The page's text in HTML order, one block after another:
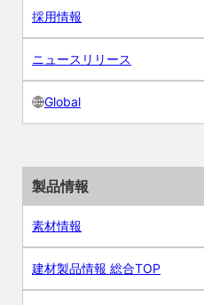
採用情報
ニュースリリース
Global
製品情報
素材情報
建材製品情報 総合TOP